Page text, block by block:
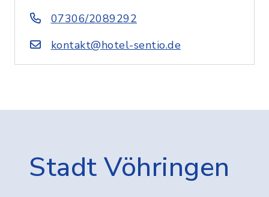
07306/2089292
kontakt@hotel-sentio.de
Stadt Vöhringen